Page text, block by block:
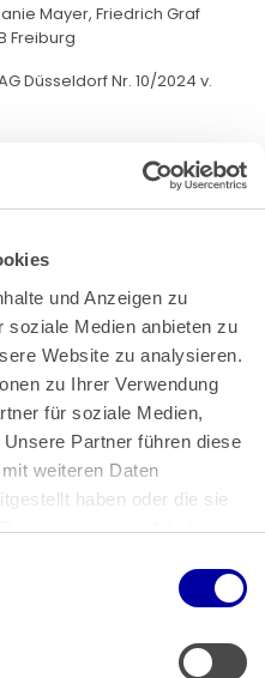
und Anzeigen zu
soziale Medien anbieten zu
Website zu analysieren.
zu Ihrer Verwendung
für soziale Medien,
Partner führen diese
weiteren Daten
haben oder die sie
gesammelt haben.
Mayer, Friedrich Graf
Freiburg
Düsseldorf Nr. 10/2024 v.